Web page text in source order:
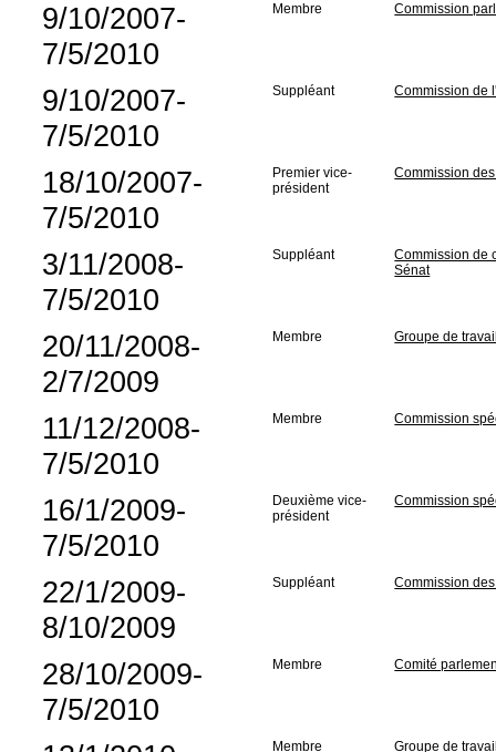
9/10/2007-
7/5/2010
Membre Commission
9/10/2007-
7/5/2010
Suppléant Commission de
18/10/2007-
7/5/2010
Premier vice-
président
Commission
3/11/2008-
7/5/2010
Suppléant
Commission de
Sénat
20/11/2008-
2/7/2009
Membre Groupe de
11/12/2008-
7/5/2010
Membre Commission
16/1/2009-
7/5/2010
Deuxième vice-
président
Commission
22/1/2009-
8/10/2009
Suppléant Commission
28/10/2009-
7/5/2010
Membre Comité
Membre Groupe de